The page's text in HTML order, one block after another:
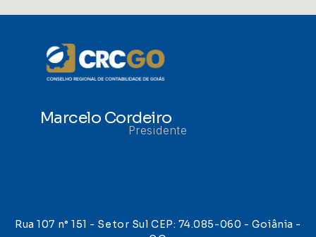
Marcelo Cordeiro
Presidente
Rua 107 n° 151 - Setor Sul CEP: 74.085-060 - Goiânia -